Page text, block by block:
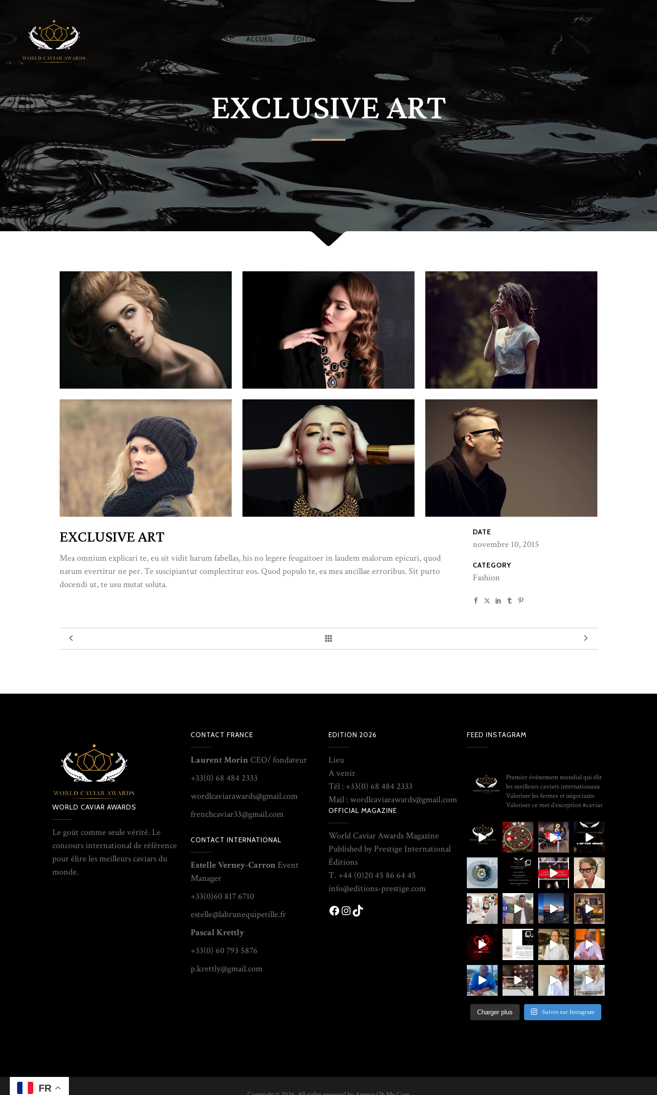
ACCUEIL ÉDITION 2026 REPORTAGE
EXCLUSIVE ART
EXCLUSIVE ART
Mea omnium explicari te, eu sit vidit harum fabellas, his no legere feugaitoer in laudem malorum epicuri, quod
natum evertitur ne per. Te suscipiantur complectitur eos. Quod populo te, ea mea ancillae erroribus. Sit purto
docendi ut, te usu mutat soluta.
DATE
novembre 10, 2015
CATEGORY
Fashion
WORLD CAVIAR AWARDS
Le goût comme seule vérité. Le
concours international de référence
pour élire les meilleurs caviars du
monde.
CONTACT FRANCE
Laurent Morin CEO/ fondateur
+33(0) 68 484 2333
wordlcaviarawards@gmail.com
frenchcaviar33@gmail.com
CONTACT INTERNATIONAL
Estelle Verney-Carron Event
Manager
+33(0)60 817 6710
estelle@labrunequipetille.fr
Pascal Krettly
+33(0) 60 793 5876
p.krettly@gmail.com
EDITION 2026
Lieu
A venir
Tél : +33(0) 68 484 2333
Mail : wordlcaviarawards@gmail.com
OFFICIAL MAGAZINE
World Caviar Awards Magazine
Published by Prestige International
Éditions
T. +44 (0)20 45 86 64 45
info@editions-prestige.com
Facebook
Instagram
TikTok
FEED INSTAGRAM
Premier événement mondial qui élit
les meilleurs caviars internationaux
Valoriser les fermes et négociants
Valoriser ce met d’exception#caviar
Charger plus Suivre sur Instagram
FR